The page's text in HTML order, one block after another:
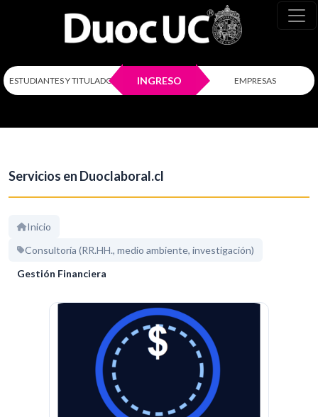
ESTUDIANTES Y TITULADOS INGRESO EMPRESAS
Servicios en Duoclaboral.cl
Inicio
Consultoría (RR.HH., medio ambiente, investigación)
Gestión Financiera